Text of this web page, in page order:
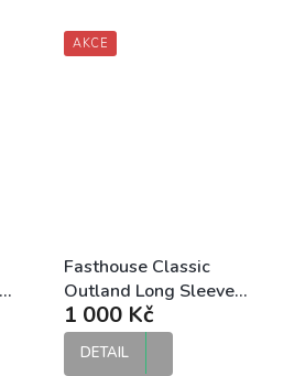
AKCE
Fasthouse Classic
Outland Long Sleeve
Jersey Black DH dres
1 000 Kč
DETAIL